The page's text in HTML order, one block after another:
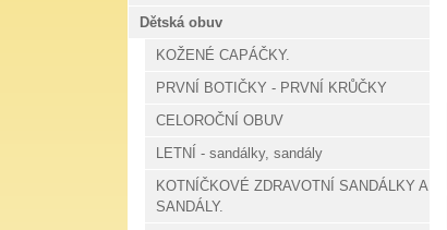
Dětská obuv
KOŽENÉ CAPÁČKY.
PRVNÍ BOTIČKY - PRVNÍ KRŮČKY
CELOROČNÍ OBUV
LETNÍ - sandálky, sandály
KOTNÍČKOVÉ ZDRAVOTNÍ SANDÁLKY A
SANDÁLY.